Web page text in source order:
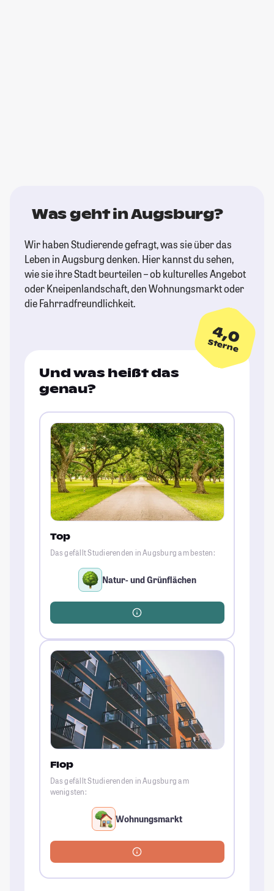
Was geht in Augsburg?
Wir haben Studierende gefragt, was sie über das
Leben in Augsburg denken. Hier kannst du sehen,
wie sie ihre Stadt beurteilen – ob kulturelles Angebot
oder Kneipenlandschaft, den Wohnungsmarkt oder
die Fahrradfreundlichkeit.
4,0
Sterne
Und was heißt das
genau?
Top
Das gefällt Studierenden in Augsburg am besten:
Natur- und Grünflächen
Flop
Das gefällt Studierenden in Augsburg am
wenigsten:
Wohnungsmarkt